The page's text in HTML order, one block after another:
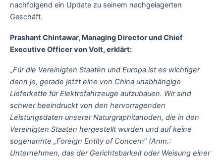
nachfolgend ein Update zu seinem nachgelagerten
Geschäft.
Prashant Chintawar, Managing Director und Chief
Executive Officer von Volt, erklärt:
„Für die Vereinigten Staaten und Europa ist es wichtiger
denn je, gerade jetzt eine von China unabhängige
Lieferkette für Elektrofahrzeuge aufzubauen. Wir sind
schwer beeindruckt von den hervorragenden
Leistungsdaten unserer Naturgraphitanoden, die in den
Vereinigten Staaten hergestellt wurden und auf keine
sogenannte „Foreign Entity of Concern“ (Anm.:
Unternehmen, das der Gerichtsbarkeit oder Weisung einer